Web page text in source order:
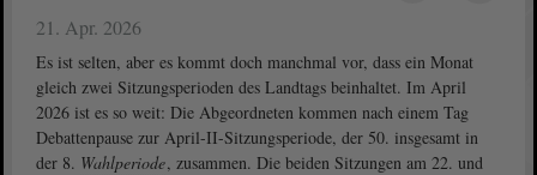
21. Apr. 2026
Es ist selten, aber es kommt doch manchmal vor, dass ein Monat
gleich zwei Sitzungsperioden des Landtags beinhaltet. Im April
2026 ist es so weit: Die Abgeordneten kommen nach einem Tag
Debattenpause zur April-II-Sitzungsperiode, der 50. insgesamt in
der 8. Wahlperiode, zusammen. Die beiden Sitzungen am 22. und